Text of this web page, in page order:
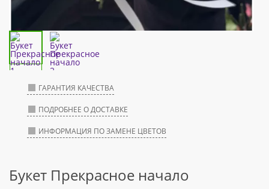
ГАРАНТИЯ КАЧЕСТВА
ПОДРОБНЕЕ О ДОСТАВКЕ
ИНФОРМАЦИЯ ПО ЗАМЕНЕ ЦВЕТОВ
Букет Прекрасное начало